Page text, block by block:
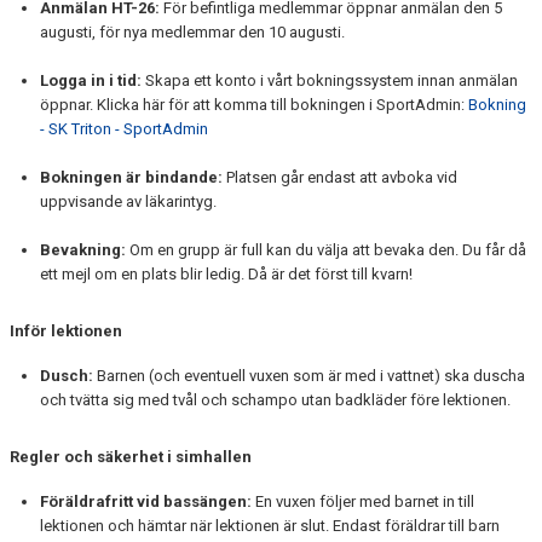
Anmälan HT-26: För befintliga medlemmar öppnar anmälan den 5
augusti, för nya medlemmar den 10 augusti.
Logga in i tid: Skapa ett konto i vårt bokningssystem innan anmälan
öppnar. Klicka här för att komma till bokningen i SportAdmin: Bokning
- SK Triton - SportAdmin
Bokningen är bindande: Platsen går endast att avboka vid
uppvisande av läkarintyg.
Bevakning: Om en grupp är full kan du välja att bevaka den. Du får då
ett mejl om en plats blir ledig. Då är det först till kvarn!
Inför lektionen
Dusch: Barnen (och eventuell vuxen som är med i vattnet) ska duscha
och tvätta sig med tvål och schampo utan badkläder före lektionen.
Regler och säkerhet i simhallen
Föräldrafritt vid bassängen: En vuxen följer med barnet in till
lektionen och hämtar när lektionen är slut. Endast föräldrar till barn